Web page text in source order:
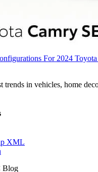
For 2024
trends in vehicles, home
XML
Blog